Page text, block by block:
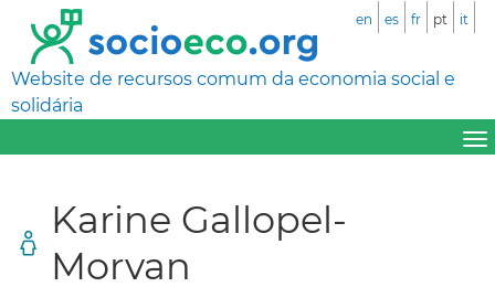
Website de recursos comum da economia social e
solidária
en es fr pt it
Karine Gallopel-
Morvan